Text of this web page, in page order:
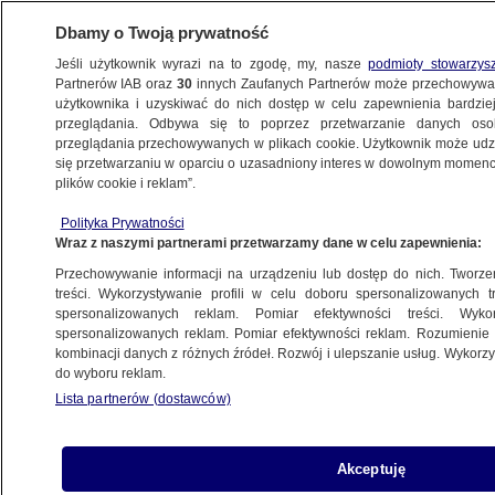
POLSKA
Zełenskiemu Order Orła Białego
Mikołaj Gątkiewicz
29.05.2026, 10:31
Posłuchaj artykułu
Czyta lektor AI
Dbamy o Twoją prywatność
Jeśli użytkownik wyrazi na to zgodę, my, naszepodmioty
Partnerów IAB oraz30 innych Zaufanych Partnerów może
użytkownika i uzyskiwać do nich dostęp w celu zapewnienia
przeglądania. Odbywa się to poprzez przetwarzanie danych
przeglądania przechowywanych w plikach cookie. Użytkownik może
się przetwarzaniu w oparciu o uzasadniony interes w dowolnym
plików cookie i reklam”.
Polityka Prywatności
Wraz z naszymi partnerami przetwarzamy dane w celu zapewnienia:
Przechowywanie informacji na urządzeniu lub dostęp do nich.
treści. Wykorzystywanie profili w celu doboru spersonalizowanych
spersonalizowanych reklam. Pomiar efektywności treści.
spersonalizowanych reklam. Pomiar efektywności reklam.
kombinacji danych z różnych źródeł. Rozwój i ulepszanie usług.
do wyboru reklam.
Lista partnerów (dostawców)
Akceptuję